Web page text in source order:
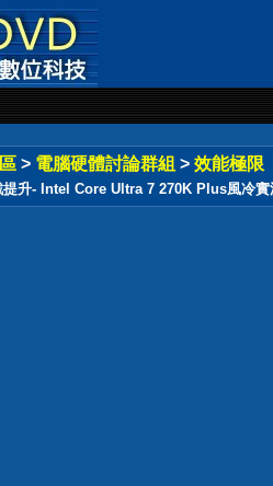
> 電腦硬體討論群組 > 效能極限
提升- Intel Core Ultra 7 270K Plus風冷實